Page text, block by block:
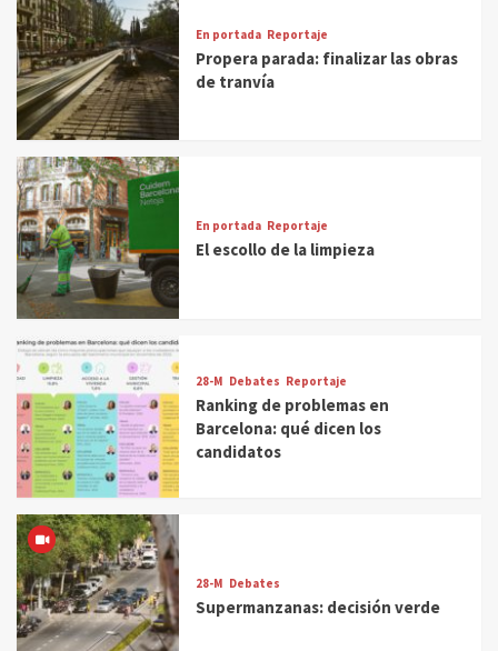
En portada Reportaje
Propera parada: finalizar las obras
de tranvía
En portada Reportaje
El escollo de la limpieza
28-M Debates Reportaje
Ranking de problemas en
Barcelona: qué dicen los
candidatos
28-M Debates
Supermanzanas: decisión verde